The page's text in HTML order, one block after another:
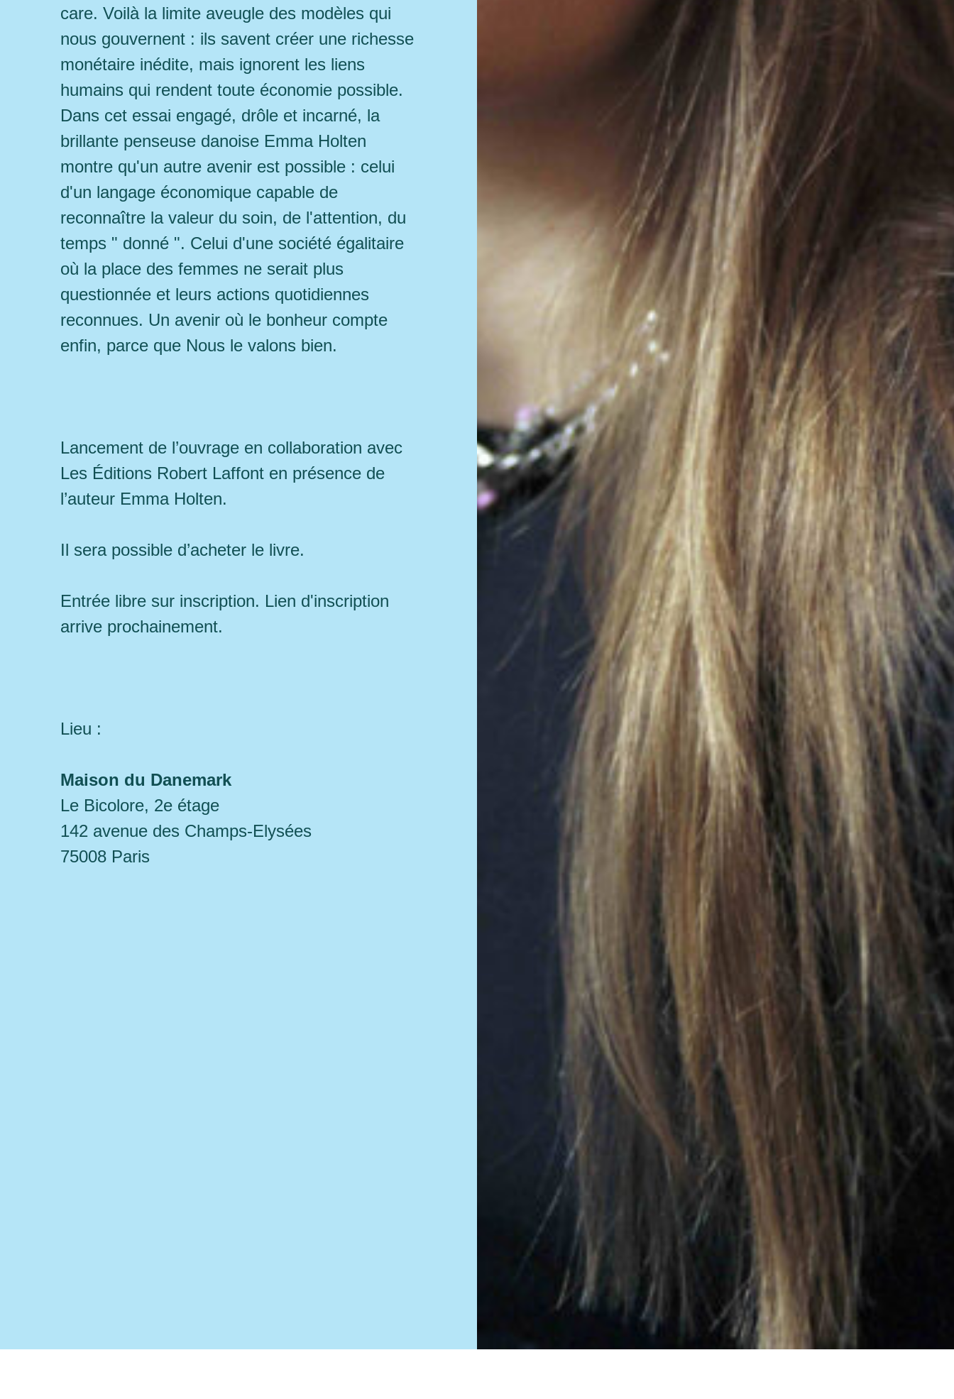
care. Voilà la limite aveugle des modèles qui
nous gouvernent : ils savent créer une richesse
monétaire inédite, mais ignorent les liens
humains qui rendent toute économie possible.
Dans cet essai engagé, drôle et incarné, la
brillante penseuse danoise Emma Holten
montre qu'un autre avenir est possible : celui
d'un langage économique capable de
reconnaître la valeur du soin, de l'attention, du
temps " donné ". Celui d'une société égalitaire
où la place des femmes ne serait plus
questionnée et leurs actions quotidiennes
reconnues. Un avenir où le bonheur compte
enfin, parce que Nous le valons bien.
Lancement de l’ouvrage en collaboration avec
Les Éditions Robert Laffont en présence de
l’auteur Emma Holten.
Il sera possible d’acheter le livre.
Entrée libre sur inscription. Lien d'inscription
arrive prochainement.
Lieu :
Maison du Danemark
Le Bicolore, 2e étage
142 avenue des Champs-Elysées
75008 Paris